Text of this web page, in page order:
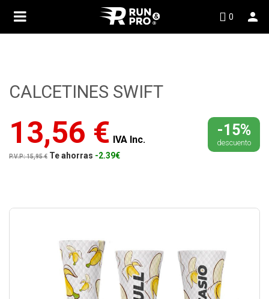
0 
CALCETINES SWIFT
CALCETINES
SWIFT
13,56 € IVA Inc.
P.V.P: 15,95 € Te ahorras -2.39€
-15%
descuento